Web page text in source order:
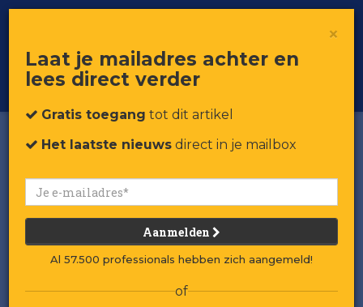
Voor professionals in retail & brands
Toggle
×
Laat je mailadres achter en
lees direct verder
Gratis toegang tot dit artikel
Het laatste nieuws direct in je mailbox
Aanmelden
Al 57.500 professionals hebben zich aangemeld!
of